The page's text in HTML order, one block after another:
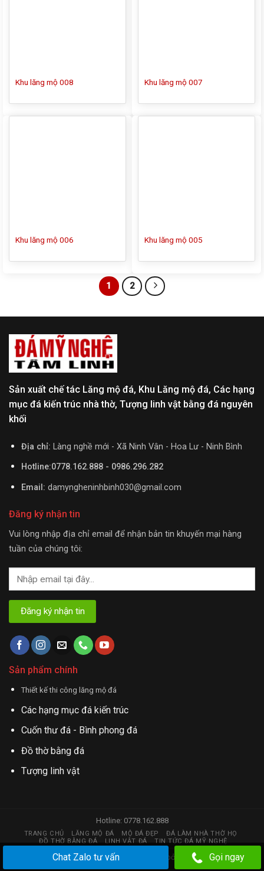
Khu lăng mộ 008 Khu lăng mộ 007
Khu lăng mộ 006 Khu lăng mộ 005
1 2
Sản xuất chế tác Lăng mộ đá, Khu Lăng mộ đá, Các hạng
mục đá kiến trúc nhà thờ, Tượng linh vật bằng đá nguyên
khối
Địa chỉ: Làng nghề mới - Xã Ninh Vân - Hoa Lư - Ninh Bình
Hotline:0778.162.888 - 0986.296.282
Email: damyngheninhbinh030@gmail.com
Đăng ký nhận tin
Vui lòng nhập địa chỉ email để nhận bản tin khuyến mại hàng
tuần của chúng tôi:
Sản phẩm chính
Thiết kế thi công lăng mộ đá
Các hạng mục đá kiến trúc
Cuốn thư đá - Bình phong đá
Đồ thờ bằng đá
Tượng linh vật
Hotline: 0778.162.888
TRANG CHỦ LĂNG MỘ ĐÁ MỘ ĐÁ ĐẸP
ĐÁ LÀM NHÀ THỜ HỌ
ĐỒ THỜ BẰNG ĐÁ
LINH VẬT ĐÁ TIN TỨC ĐÁ MỸ NGHỆ
Copyright 2026 © đá mỹ nghệ | Thiết kế web bởi huy.hstc@gmail.com
Chat Zalo tư vấn Gọi ngay